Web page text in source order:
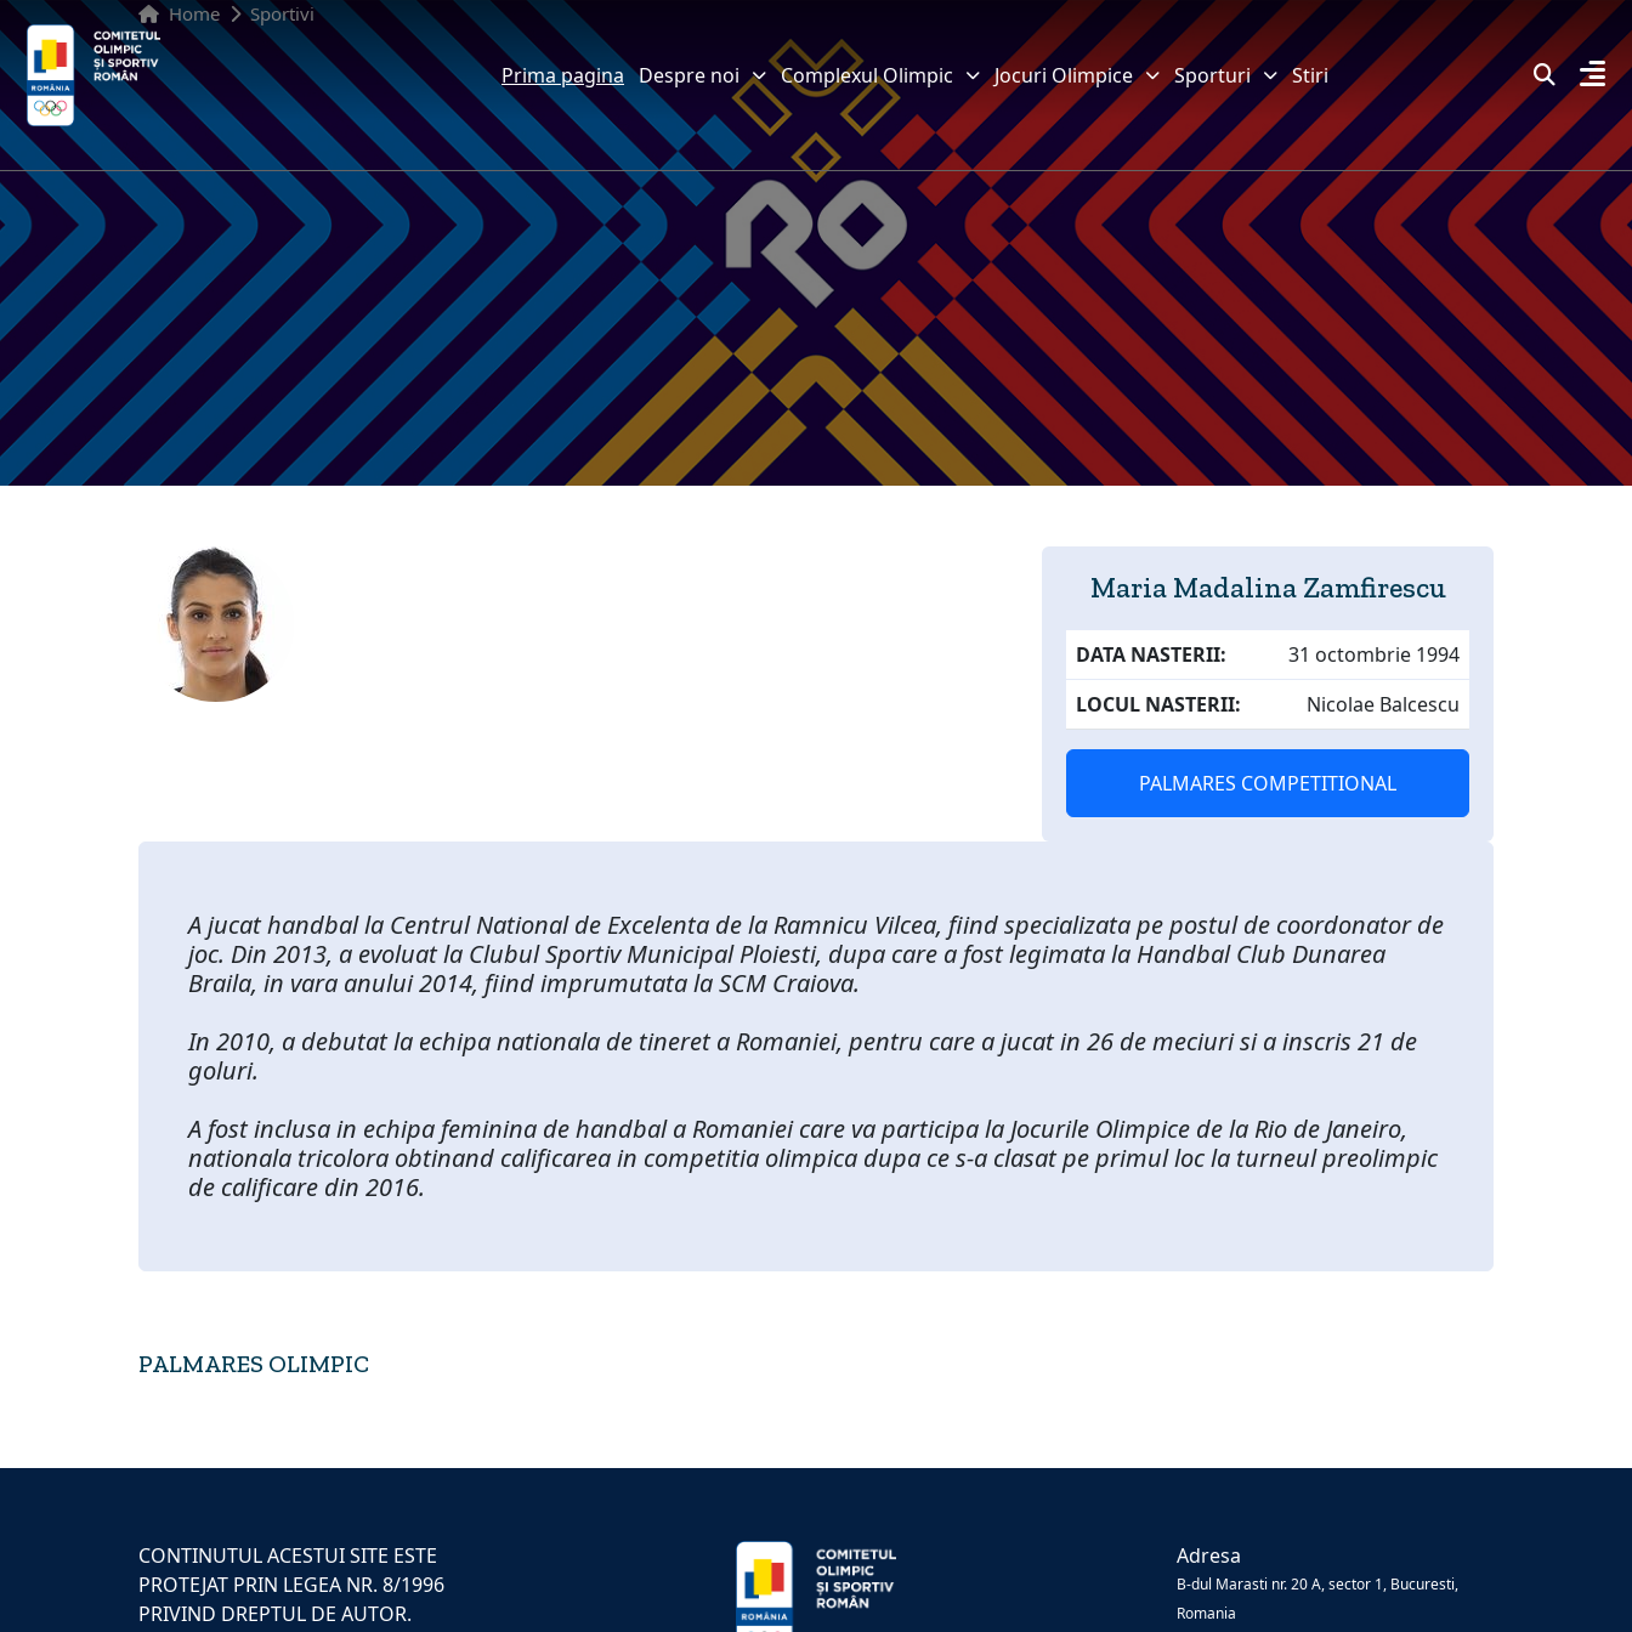
Prima pagina Despre noi Complexul Olimpic Jocuri Olimpice Sporturi Stiri
Home Sportivi
Maria Madalina Zamfirescu
DATA NASTERII:
31 octombrie 1994
LOCUL NASTERII:
Nicolae Balcescu
PALMARES COMPETITIONAL
A jucat handbal la Centrul National de Excelenta de la Ramnicu Vilcea, fiind specializata pe postul de coordonator de
joc. Din 2013, a evoluat la Clubul Sportiv Municipal Ploiesti, dupa care a fost legimata la Handbal Club Dunarea
Braila, in vara anului 2014, fiind imprumutata la SCM Craiova.
In 2010, a debutat la echipa nationala de tineret a Romaniei, pentru care a jucat in 26 de meciuri si a inscris 21 de
goluri.
A fost inclusa in echipa feminina de handbal a Romaniei care va participa la Jocurile Olimpice de la Rio de Janeiro,
nationala tricolora obtinand calificarea in competitia olimpica dupa ce s-a clasat pe primul loc la turneul preolimpic
de calificare din 2016.
PALMARES OLIMPIC
CONTINUTUL ACESTUI SITE ESTE
PROTEJAT PRIN LEGEA NR. 8/1996
PRIVIND DREPTUL DE AUTOR.
Adresa
B-dul Marasti nr. 20 A, sector 1, Bucuresti,
Romania